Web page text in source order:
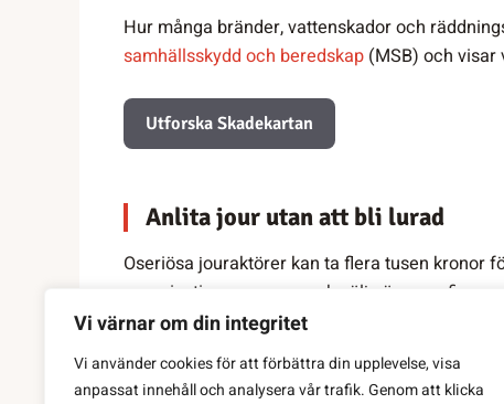
Vi värnar om din integritet
Vi använder cookies för att förbättra din upplevelse, visa
anpassat innehåll och analysera vår trafik. Genom att klicka
Hur många bränder, vattenskador och
samhällsskydd och beredskap (MSB) och
Utforska Skadekartan
Anlita jour utan att bli lurad
Oseriösa jouraktörer kan ta flera tusen kronor
organisationsnummer, och välj gärna en
Senast faktagranskad: 17 juli 2026